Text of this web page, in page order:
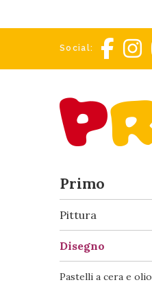
Social:
Primo
Pittura
Disegno
Pastelli a cera e olio